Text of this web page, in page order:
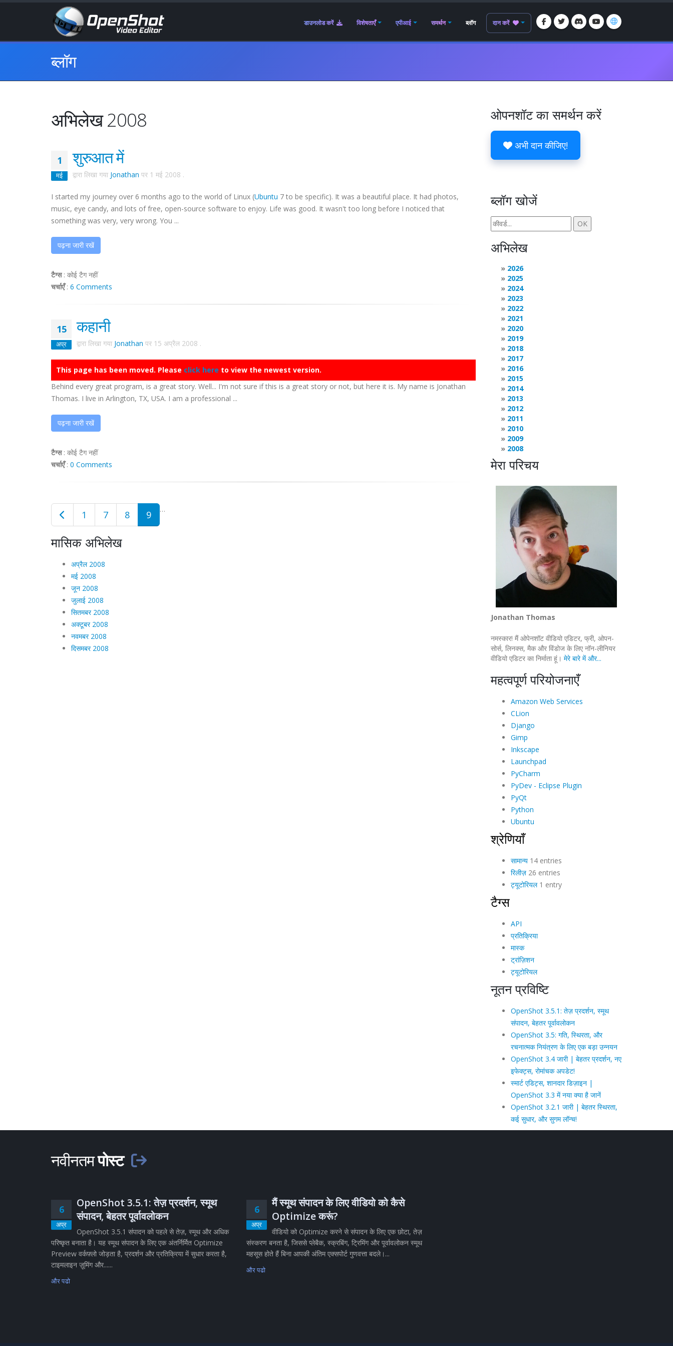
डाउनलोड करें विशेषताएँ एपीआई समर्थन ब्लॉग दान करें
ब्लॉग
अभिलेख 2008
1
मई
शुरुआत में
द्वारा लिखा गया Jonathan पर 1 मई 2008 .
I started my journey over 6 months ago to the world of Linux (Ubuntu 7 to be specific). It was a beautiful place. It had photos,
music, eye candy, and lots of free, open-source software to enjoy. Life was good. It wasn't too long before I noticed that
something was very, very wrong. You ...
पढ़ना जारी रखें
टैग्स: कोई टैग नहीं
चर्चाएँ: 6 Comments
15
अप्र
कहानी
द्वारा लिखा गया Jonathan पर 15 अप्रैल 2008 .
This page has been moved. Please click here to view the newest version.
Behind every great program, is a great story. Well... I'm not sure if this is a great story or not, but here it is. My name is Jonathan
Thomas. I live in Arlington, TX, USA. I am a professional ...
पढ़ना जारी रखें
टैग्स: कोई टैग नहीं
चर्चाएँ: 0 Comments
1 …
7 8 9
मासिक अभिलेख
अप्रैल 2008
मई 2008
जून 2008
जुलाई 2008
सितमबर 2008
अक्टूबर 2008
नवमबर 2008
दिसमबर 2008
ओपनशॉट का समर्थन करें
अभी दान कीजिए!
ब्लॉग खोजें
अभिलेख
2026
2025
2024
2023
2022
2021
2020
2019
2018
2017
2016
2015
2014
2013
2012
2011
2010
2009
2008
मेरा परिचय
Jonathan Thomas
नमस्कार! मैं ओपेनशॉट वीडियो एडिटर, फ्री, ओपन-
सोर्स, लिनक्स, मैक और विंडोज के लिए नॉन-लीनियर
वीडियो एडिटर का निर्माता हूं। मेरे बारे में और...
महत्वपूर्ण परियोजनाएँ
Amazon Web Services
CLion
Django
Gimp
Inkscape
Launchpad
PyCharm
PyDev - Eclipse Plugin
PyQt
Python
Ubuntu
श्रेणियाँ
सामान्य14 entries
रिलीज़26 entries
ट्यूटोरियल1 entry
टैग्स
API
प्रतिक्रिया
मास्क
ट्रांज़िशन
ट्यूटोरियल
नूतन प्रविष्टि
OpenShot 3.5.1: तेज़ प्रदर्शन, स्मूथ
संपादन, बेहतर पूर्वावलोकन
OpenShot 3.5: गति, स्थिरता, और
रचनात्मक नियंत्रण के लिए एक बड़ा उन्नयन
OpenShot 3.4 जारी | बेहतर प्रदर्शन, नए
इफेक्ट्स, रोमांचक अपडेट!
स्मार्ट एडिट्स, शानदार डिज़ाइन |
OpenShot 3.3 में नया क्या है जानें
OpenShot 3.2.1 जारी | बेहतर स्थिरता,
कई सुधार, और सुगम लॉन्च!
नवीनतमपोस्ट
6
अप्र
OpenShot 3.5.1: तेज़ प्रदर्शन, स्मूथ
संपादन, बेहतर पूर्वावलोकन
OpenShot 3.5.1 संपादन को पहले से तेज़, स्मूथ और अधिक
परिष्कृत बनाता है। यह स्मूथ संपादन के लिए एक अंतर्निर्मित Optimize
Preview वर्कफ़्लो जोड़ता है, प्रदर्शन और प्रतिक्रिया में सुधार करता है,
टाइमलाइन ज़ूमिंग और......
और पढो
6
अप्र
मैं स्मूथ संपादन के लिए वीडियो को कैसे
Optimize करूं?
वीडियो को Optimize करने से संपादन के लिए एक छोटा, तेज़
संस्करण बनता है, जिससे प्लेबैक, स्क्रबिंग, ट्रिमिंग और पूर्वावलोकन स्मूथ
महसूस होते हैं बिना आपकी अंतिम एक्सपोर्ट गुणवत्ता बदले।...
और पढो